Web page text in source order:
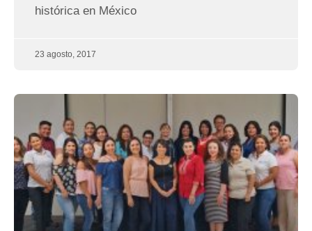
histórica en México
23 agosto, 2017